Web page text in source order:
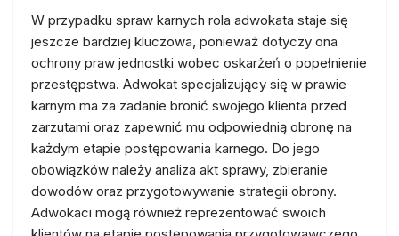
W przypadku spraw karnych rola adwokata staje się
jeszcze bardziej kluczowa, ponieważ dotyczy ona
ochrony praw jednostki wobec oskarżeń o popełnienie
przestępstwa. Adwokat specjalizujący się w prawie
karnym ma za zadanie bronić swojego klienta przed
zarzutami oraz zapewnić mu odpowiednią obronę na
każdym etapie postępowania karnego. Do jego
obowiązków należy analiza akt sprawy, zbieranie
dowodów oraz przygotowywanie strategii obrony.
Adwokaci mogą również reprezentować swoich